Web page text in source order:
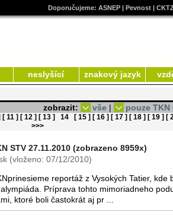
Doporučujeme: ASNEP| Pevnost|
neslyšící znakový jazyk
zobrazit: vše | pouze TKN
[ 11 ] [ 12 ] [ 13 ] 14 [ 15 ] [ 16 ] [ 17 ] [ 18 ] [ 19 ] [
>>>
STV 27.11.2010 (zobrazeno 8959x)
(vloženo: 07/12/2010)
reportáž z Vysokých Tatier, kde
Príprava tohto mimoriadneho
ktoré boli častokrát aj pr ...